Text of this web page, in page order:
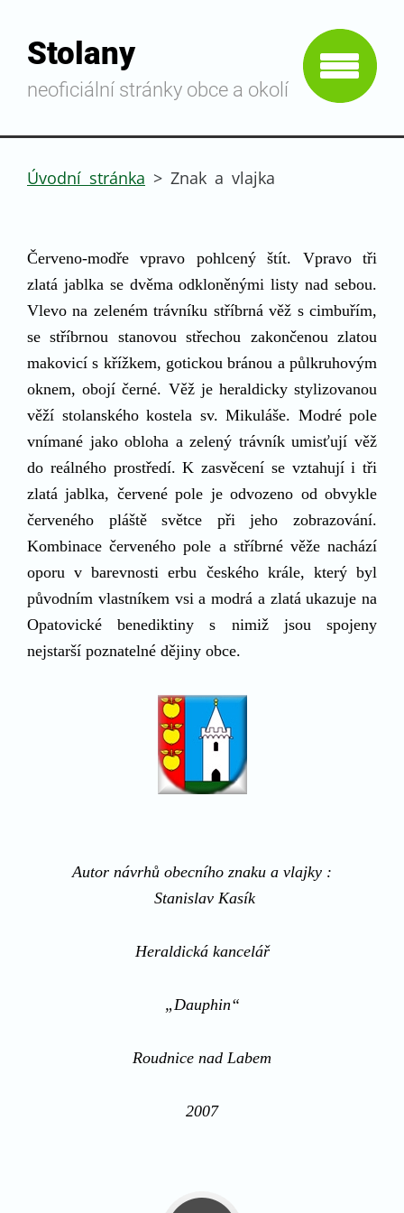
Stolany
neoficiální stránky obce a okolí
Úvodní stránka > Znak a vlajka
Červeno-modře vpravo pohlcený štít. Vpravo tři
zlatá jablka se dvěma odkloněnými listy nad sebou.
Vlevo na zeleném trávníku stříbrná věž s cimbuřím,
se stříbrnou stanovou střechou zakončenou zlatou
makovicí s křížkem, gotickou bránou a půlkruhovým
oknem, obojí černé. Věž je heraldicky stylizovanou
věží stolanského kostela sv. Mikuláše. Modré pole
vnímané jako obloha a zelený trávník umisťují věž
do reálného prostředí. K zasvěcení se vztahují i tři
zlatá jablka, červené pole je odvozeno od obvykle
červeného pláště světce při jeho zobrazování.
Kombinace červeného pole a stříbrné věže nachází
oporu v barevnosti erbu českého krále, který byl
původním vlastníkem vsi a modrá a zlatá ukazuje na
Opatovické benediktiny s nimiž jsou spojeny
nejstarší poznatelné dějiny obce.
Autor návrhů obecního znaku a vlajky :
Stanislav Kasík
Heraldická kancelář
„Dauphin“
Roudnice nad Labem
2007